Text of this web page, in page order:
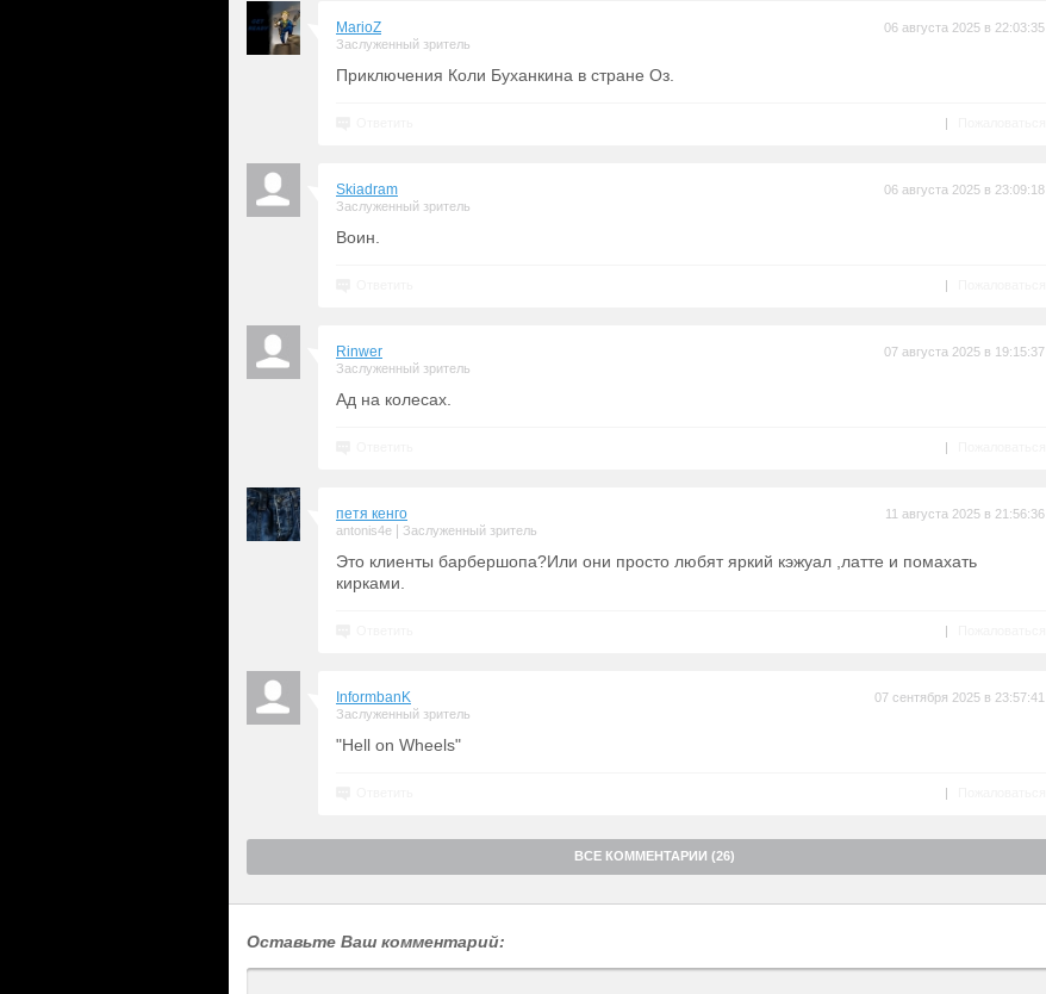
MarioZ
Заслуженный зритель
06 августа 2025 в 22:03:35
Приключения Коли Буханкина в стране Оз.
|
Skiadram
Заслуженный зритель
06 августа 2025 в 23:09:18
Воин.
|
Rinwer
Заслуженный зритель
07 августа 2025 в 19:15:37
Ад на колесах.
|
петя кенго
antonis4e Заслуженный зритель
11 августа 2025 в 21:56:36
Это клиенты барбершопа?Или они просто любят яркий кэжуал ,латте и помахать
кирками.
|
InformbanK
Заслуженный зритель
07 сентября 2025 в 23:57:41
"Hell on Wheels"
|
ВСЕ КОММЕНТАРИИ (26)
Оставьте Ваш комментарий: